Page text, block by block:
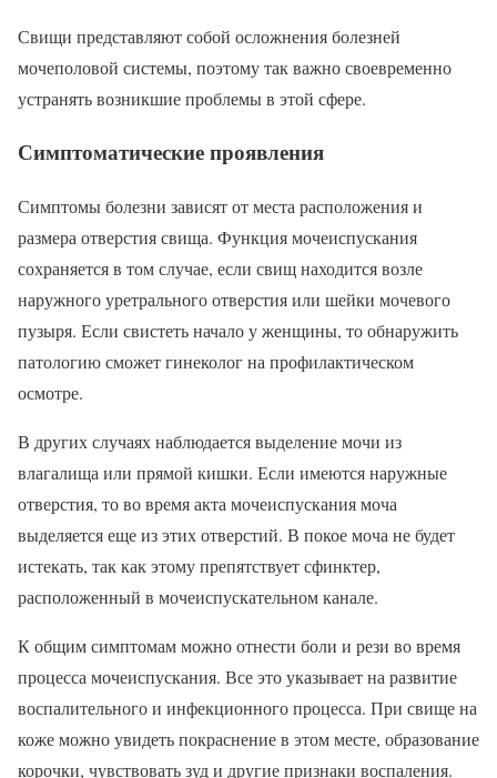
Свищи представляют собой осложнения болезней
мочеполовой системы, поэтому так важно своевременно
устранять возникшие проблемы в этой сфере.
Симптоматические проявления
Симптомы болезни зависят от места расположения и
размера отверстия свища. Функция мочеиспускания
сохраняется в том случае, если свищ находится возле
наружного уретрального отверстия или шейки мочевого
пузыря. Если свистеть начало у женщины, то обнаружить
патологию сможет гинеколог на профилактическом
осмотре.
В других случаях наблюдается выделение мочи из
влагалища или прямой кишки. Если имеются наружные
отверстия, то во время акта мочеиспускания моча
выделяется еще из этих отверстий. В покое моча не будет
истекать, так как этому препятствует сфинктер,
расположенный в мочеиспускательном канале.
К общим симптомам можно отнести боли и рези во время
процесса мочеиспускания. Все это указывает на развитие
воспалительного и инфекционного процесса. При свище на
коже можно увидеть покраснение в этом месте, образование
корочки, чувствовать зуд и другие признаки воспаления.